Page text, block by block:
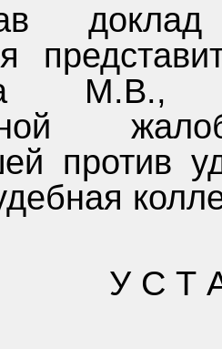
М.В.,
против
У С Т